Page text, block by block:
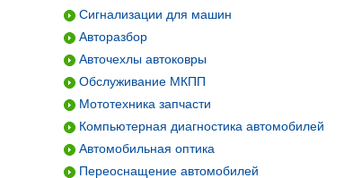
Сигнализации для машин
Авторазбор
Авточехлы автоковры
Обслуживание МКПП
Мототехника запчасти
Компьютерная диагностика автомобилей
Автомобильная оптика
Переоснащение автомобилей